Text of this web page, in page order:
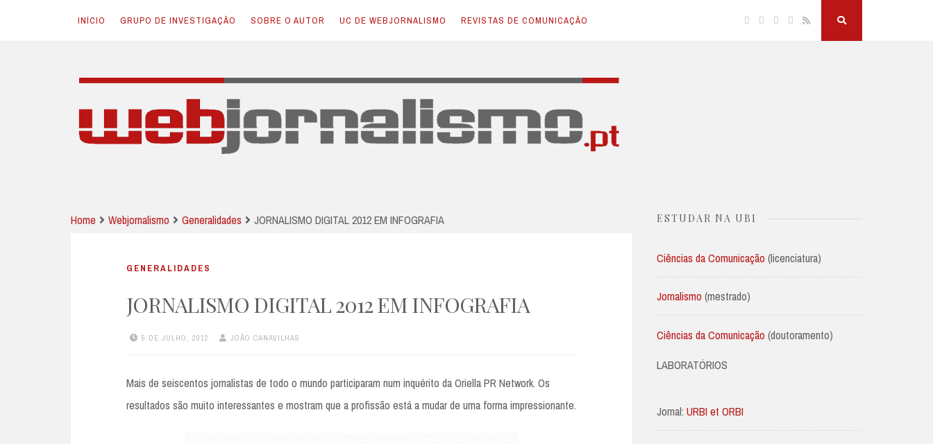
INÍCIO GRUPO DE INVESTIGAÇÃO SOBRE O AUTOR UC DE WEBJORNALISMO REVISTAS DE COMUNICAÇÃO Facebook
TwitterLinkedinInstagram
Home Webjornalismo Generalidades JORNALISMO DIGITAL 2012 EM INFOGRAFIA
GENERALIDADES
JORNALISMO DIGITAL 2012 EM INFOGRAFIA
5 DE JULHO, 2012 JOÃO CANAVILHAS
Mais de seiscentos jornalistas de todo o mundo participaram num inquérito da Oriella PR Network. Os
resultados são muito interessantes e mostram que a profissão está a mudar de uma forma impressionante.
ESTUDAR NA UBI
Ciências da Comunicação (licenciatura)
Jornalismo (mestrado)
Ciências da Comunicação (doutoramento)
LABORATÓRIOS
Jornal: URBI et ORBI